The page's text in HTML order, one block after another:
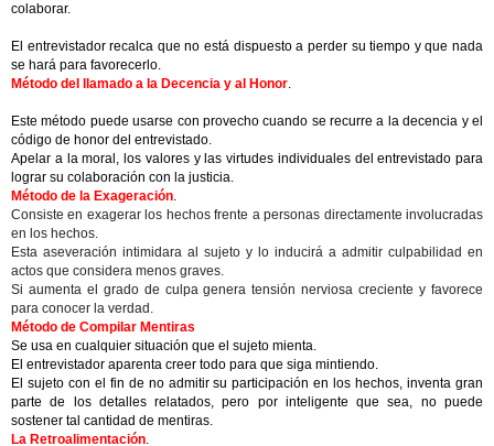
colaborar.
El entrevistador recalca que no está dispuesto a perder su tiempo y que nada
se hará para favorecerlo.
Método del llamado a la Decencia y al Honor.
Este método puede usarse con provecho cuando se recurre a la decencia y el
código de honor del entrevistado.
Apelar a la moral, los valores y las virtudes individuales del entrevistado para
lograr su colaboración con la justicia.
Método de la Exageración.
Consiste en exagerar los hechos frente a personas directamente involucradas
en los hechos.
Esta aseveración intimidara al sujeto y lo inducirá a admitir culpabilidad en
actos que considera menos graves.
Si aumenta el grado de culpa genera tensión nerviosa creciente y favorece
para conocer la verdad.
Método de Compilar Mentiras
Se usa en cualquier situación que el sujeto mienta.
El entrevistador aparenta creer todo para que siga mintiendo.
El sujeto con el fin de no admitir su participación en los hechos, inventa gran
parte de los detalles relatados, pero por inteligente que sea, no puede
sostener tal cantidad de mentiras.
La Retroalimentación.